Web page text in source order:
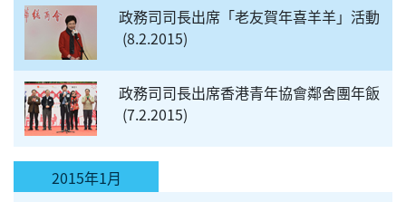
政務司司長出席「老友賀年喜羊羊」活動
8.2.2015
政務司司長出席香港青年協會鄰舍團年飯
7.2.2015
2015年1月